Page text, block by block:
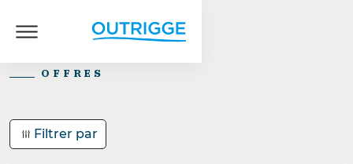
OFFRES
Filtrer par